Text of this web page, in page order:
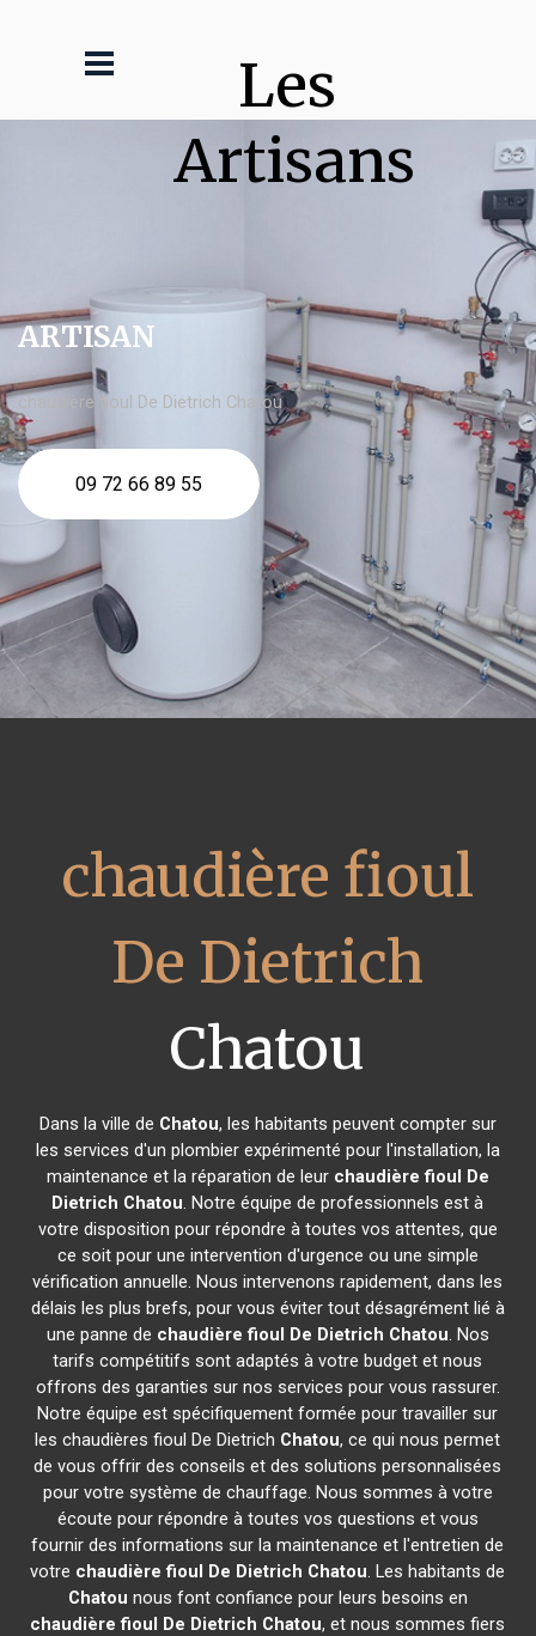
Les
Artisans
ARTISAN
chaudière fioul De Dietrich Chatou
09 72 66 89 55
chaudière fioul
De Dietrich
Chatou
Dans la ville de Chatou, les habitants peuvent compter sur
les services d'un plombier expérimenté pour l'installation, la
maintenance et la réparation de leur chaudière fioul De
Dietrich Chatou. Notre équipe de professionnels est à
votre disposition pour répondre à toutes vos attentes, que
ce soit pour une intervention d'urgence ou une simple
vérification annuelle. Nous intervenons rapidement, dans les
délais les plus brefs, pour vous éviter tout désagrément lié à
une panne de chaudière fioul De Dietrich Chatou. Nos
tarifs compétitifs sont adaptés à votre budget et nous
offrons des garanties sur nos services pour vous rassurer.
Notre équipe est spécifiquement formée pour travailler sur
les chaudières fioul De Dietrich Chatou, ce qui nous permet
de vous offrir des conseils et des solutions personnalisées
pour votre système de chauffage. Nous sommes à votre
écoute pour répondre à toutes vos questions et vous
fournir des informations sur la maintenance et l'entretien de
votre chaudière fioul De Dietrich Chatou. Les habitants de
Chatou nous font confiance pour leurs besoins en
chaudière fioul De Dietrich Chatou, et nous sommes fiers